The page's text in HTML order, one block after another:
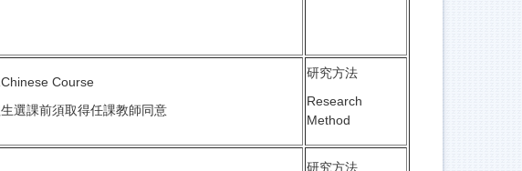
Course
選課前須取得任課教師同意
研究方法
Research
Method
研究方法